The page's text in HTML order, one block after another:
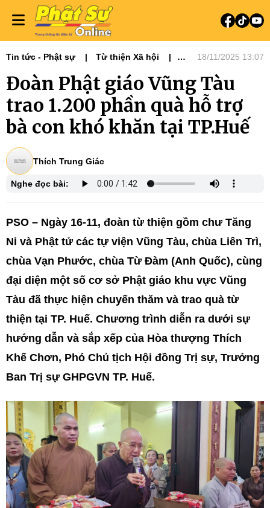
Tin tức - Phật sự
Từ thiện Xã hội
18/11/2025 13:07
Đoàn Phật giáo Vũng Tàu
trao 1.200 phần quà hỗ trợ
bà con khó khăn tại TP.Huế
Thích Trung Giác
Nghe đọc bài:
PSO – Ngày 16-11, đoàn từ thiện gồm chư Tăng
Ni và Phật tử các tự viện Vũng Tàu, chùa Liên Trì,
chùa Vạn Phước, chùa Từ Đàm (Anh Quốc), cùng
đại diện một số cơ sở Phật giáo khu vực Vũng
Tàu đã thực hiện chuyến thăm và trao quà từ
thiện tại TP. Huế. Chương trình diễn ra dưới sự
hướng dẫn và sắp xếp của Hòa thượng Thích
Khế Chơn, Phó Chủ tịch Hội đồng Trị sự, Trưởng
Ban Trị sự GHPGVN TP. Huế.